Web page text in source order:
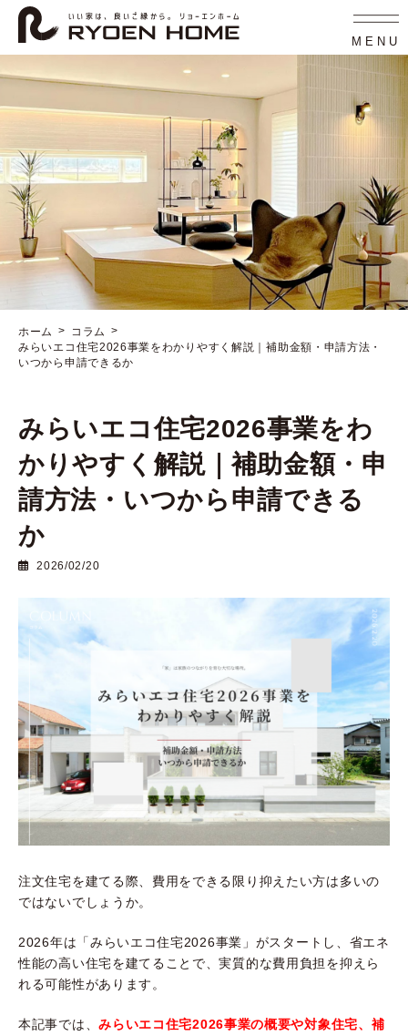
ン
ツ
ス
プ
ー
シ
ン
動
MENU
ホーム
コラム
みらいエコ住宅2026事業をわかりやすく解説｜補助金額・申請方法・
いつから申請できるか
みらいエコ住宅2026事業をわ
かりやすく解説｜補助金額・申
請方法・いつから申請できる
か
2026/02/20
注文住宅を建てる際、費用をできる限り抑えたい方は多いの
ではないでしょうか。
2026年は「みらいエコ住宅2026事業」がスタートし、省エネ
性能の高い住宅を建てることで、実質的な費用負担を抑えら
れる可能性があります。
本記事では、みらいエコ住宅2026事業の概要や対象住宅、補